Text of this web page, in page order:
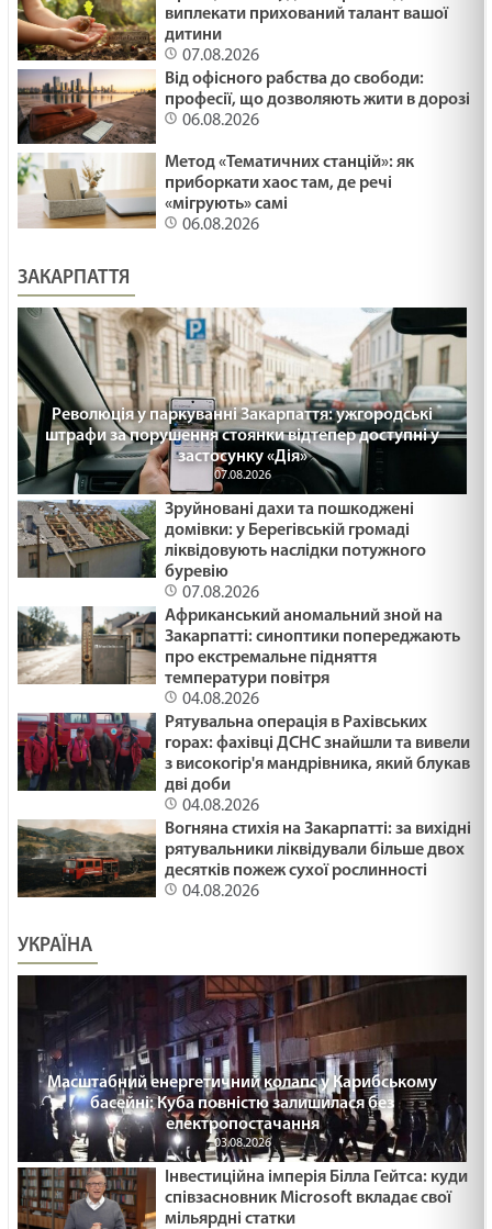
виплекати прихований талант вашої
дитини
07.08.2026
Від офісного рабства до свободи:
професії, що дозволяють жити в дорозі
06.08.2026
Метод «Тематичних станцій»: як
приборкати хаос там, де речі
«мігрують» самі
06.08.2026
ЗАКАРПАТТЯ
Революція у паркуванні Закарпаття: ужгородські
штрафи за порушення стоянки відтепер доступні у
застосунку «Дія»
07.08.2026
Зруйновані дахи та пошкоджені
домівки: у Берегівській громаді
ліквідовують наслідки потужного
буревію
07.08.2026
Африканський аномальний зной на
Закарпатті: синоптики попереджають
про екстремальне підняття
температури повітря
04.08.2026
Рятувальна операція в Рахівських
горах: фахівці ДСНС знайшли та вивели
з високогір'я мандрівника, який блукав
дві доби
04.08.2026
Вогняна стихія на Закарпатті: за вихідні
рятувальники ліквідували більше двох
десятків пожеж сухої рослинності
04.08.2026
УКРАЇНА
Масштабний енергетичний колапс у Карибському
басейні: Куба повністю залишилася без
електропостачання
03.08.2026
Інвестиційна імперія Білла Гейтса: куди
співзасновник Microsoft вкладає свої
мільярдні статки